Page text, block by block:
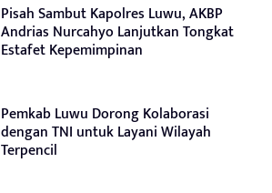
Pisah Sambut Kapolres Luwu, AKBP
Andrias Nurcahyo Lanjutkan Tongkat
Estafet Kepemimpinan
Pemkab Luwu Dorong Kolaborasi
dengan TNI untuk Layani Wilayah
Terpencil